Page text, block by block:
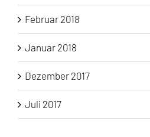
Februar 2018
Januar 2018
Dezember 2017
Juli 2017